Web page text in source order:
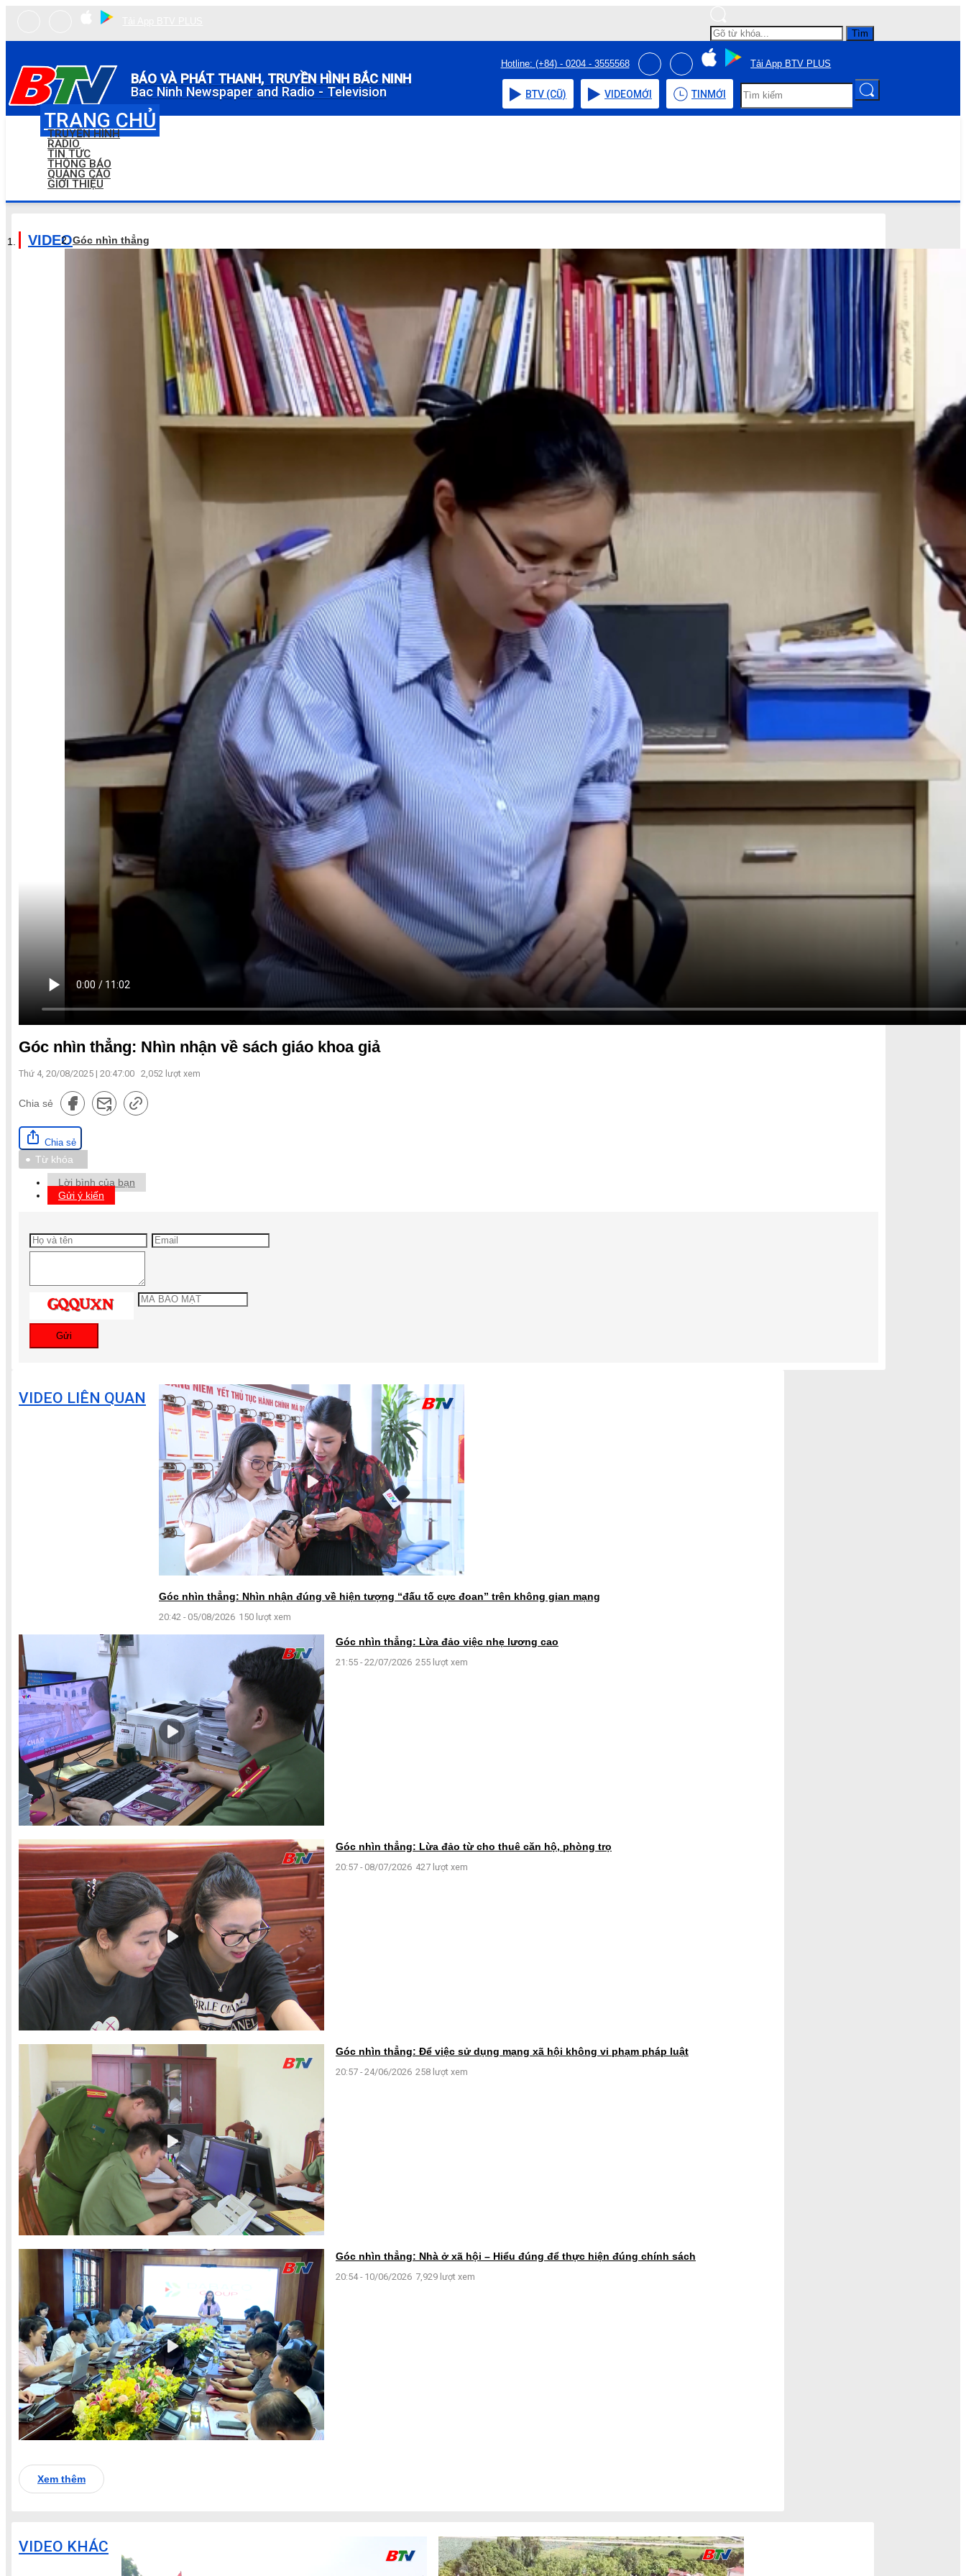
Tìm
BÁO VÀ PHÁT THANH, TRUYỀN HÌNH BẮC NINH
Bac Ninh Newspaper and Radio - Television
Hotline: (+84) - 0204 - 3555568 Tải App BTV PLUS
BTV (CŨ) VIDEOMỚI TIN MỚI
TRANG CHỦ
TRUYỀN HÌNH
RADIO
TIN TỨC
THÔNG BÁO
QUẢNG CÁO
GIỚI THIỆU
VIDEOGóc nhìn thẳng
Góc nhìn thẳng: Nhìn nhận về sách giáo khoa giả
Thứ 4, 20/08/2025 | 20:47:00 2,052 lượt xem
Chia sẻ
Chia sẻ
Từ khóa
Lời bình của bạn
Gửi ý kiến
Gửi
VIDEO LIÊN QUAN
Góc nhìn thẳng: Nhìn nhận đúng về hiện tượng “đấu tố cực đoan” trên không gian mạng
20:42 - 05/08/2026 150 lượt xem
Góc nhìn thẳng: Lừa đảo việc nhẹ lương cao
21:55 - 22/07/2026 255 lượt xem
Góc nhìn thẳng: Lừa đảo từ cho thuê căn hộ, phòng trọ
20:57 - 08/07/2026 427 lượt xem
Góc nhìn thẳng: Để việc sử dụng mạng xã hội không vi phạm pháp luật
20:57 - 24/06/2026 258 lượt xem
Góc nhìn thẳng: Nhà ở xã hội – Hiểu đúng để thực hiện đúng chính sách
20:54 - 10/06/2026 7,929 lượt xem
Xem thêm
VIDEO KHÁC